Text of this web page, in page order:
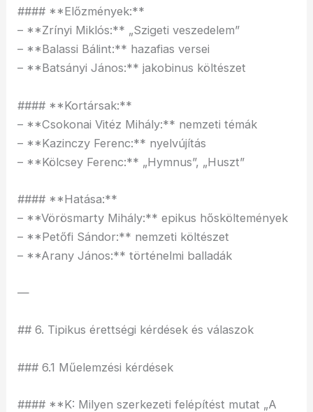
#### **Előzmények:**
– **Zrínyi Miklós:** „Szigeti veszedelem”
– **Balassi Bálint:** hazafias versei
– **Batsányi János:** jakobinus költészet
#### **Kortársak:**
– **Csokonai Vitéz Mihály:** nemzeti témák
– **Kazinczy Ferenc:** nyelvújítás
– **Kölcsey Ferenc:** „Hymnus”, „Huszt”
#### **Hatása:**
– **Vörösmarty Mihály:** epikus hősköltemények
– **Petőfi Sándor:** nemzeti költészet
– **Arany János:** történelmi balladák
—
## 6. Tipikus érettségi kérdések és válaszok
### 6.1 Műelemzési kérdések
#### **K: Milyen szerkezeti felépítést mutat „A